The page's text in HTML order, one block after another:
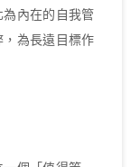
內在的自我管
為長遠目標作